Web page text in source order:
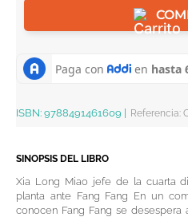
ISBN: 9788491461609 Referencia:
SINOPSIS DEL LIBRO
Xia Long Miao jefe de la cuarta
planta ante Fang Fang En un
conocen Fang Fang se